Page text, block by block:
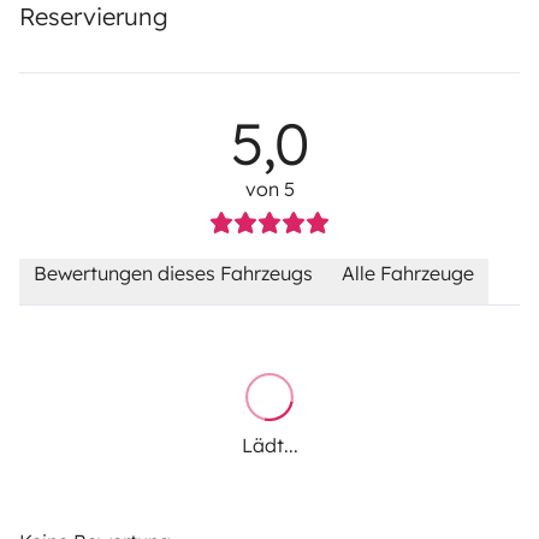
Reservierung
5,0
von 5
Bewertungen dieses Fahrzeugs Alle Fahrzeuge
Lädt...